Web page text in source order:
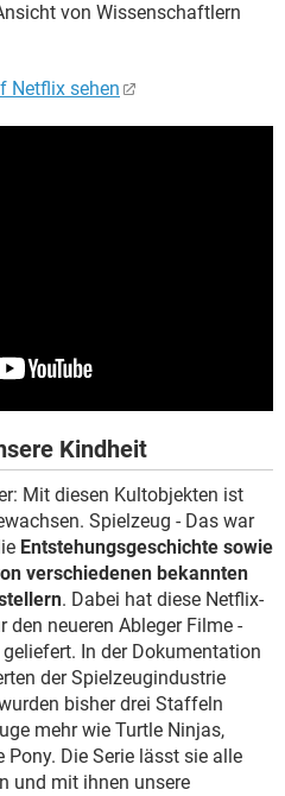
von Wissenschaftlern
Netflix sehen
Kindheit
Mit diesen Kultobjekten ist
Spielzeug - Das war
Entstehungsgeschichte sowie
verschiedenen bekannten
. Dabei hat diese Netflix-
den neueren Ableger Filme -
In der Dokumentation
der Spielzeugindustrie
bisher drei Staffeln
mehr wie Turtle Ninjas,
Die Serie lässt sie alle
und mit ihnen unsere